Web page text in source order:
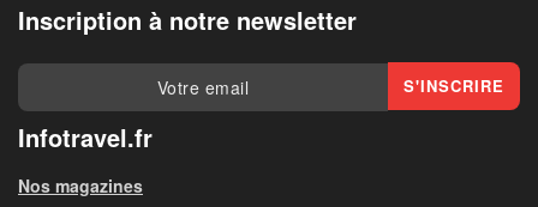
Inscription à notre newsletter
Infotravel.fr
Nos magazines